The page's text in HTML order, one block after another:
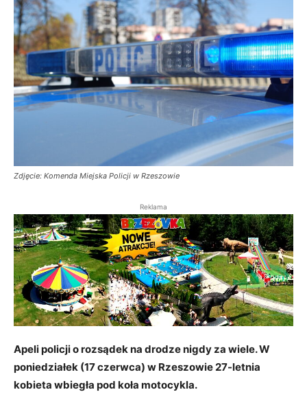
Zdjęcie: Komenda Miejska Policji w Rzeszowie
Reklama
Apeli policji o rozsądek na drodze nigdy za wiele. W
poniedziałek (17 czerwca) w Rzeszowie 27-letnia
kobieta wbiegła pod koła motocykla.